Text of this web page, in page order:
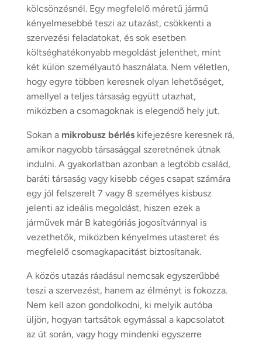
kölcsönzésnél. Egy megfelelő méretű jármű
kényelmesebbé teszi az utazást, csökkenti a
szervezési feladatokat, és sok esetben
költséghatékonyabb megoldást jelenthet, mint
két külön személyautó használata. Nem véletlen,
hogy egyre többen keresnek olyan lehetőséget,
amellyel a teljes társaság együtt utazhat,
miközben a csomagoknak is elegendő hely jut.
Sokan a mikrobusz bérléskifejezésre keresnek rá,
amikor nagyobb társasággal szeretnének útnak
indulni. A gyakorlatban azonban a legtöbb család,
baráti társaság vagy kisebb céges csapat számára
egy jól felszerelt 7 vagy 8 személyes kisbusz
jelenti az ideális megoldást, hiszen ezek a
járművek már B kategóriás jogosítvánnyal is
vezethetők, miközben kényelmes utasteret és
megfelelő csomagkapacitást biztosítanak.
A közös utazás ráadásul nemcsak egyszerűbbé
teszi a szervezést, hanem az élményt is fokozza.
Nem kell azon gondolkodni, ki melyik autóba
üljön, hogyan tartsátok egymással a kapcsolatot
az út során, vagy hogy mindenki egyszerre